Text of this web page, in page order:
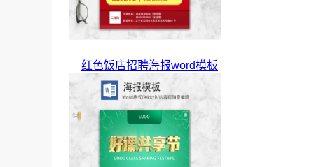
红色饭店招聘海报word模板